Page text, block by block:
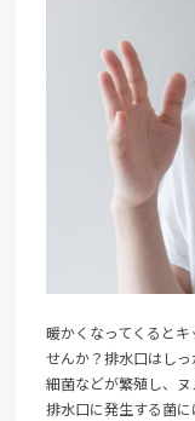
暖かくなってくると
せんか？排水口はし
細菌などが繁殖し、ヌ
排水口に発生する菌